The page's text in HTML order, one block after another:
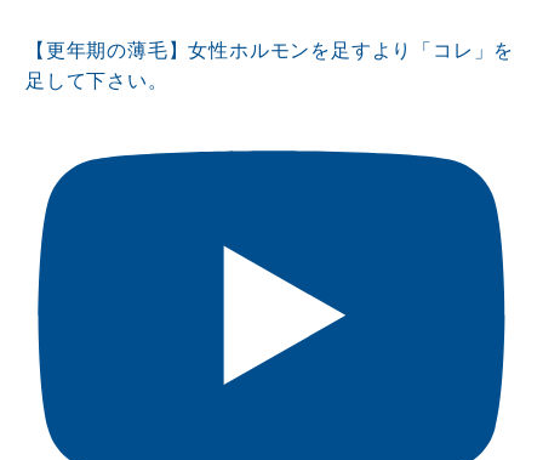
【更年期の薄毛】女性ホルモンを足すより「コレ」を
足して下さい。